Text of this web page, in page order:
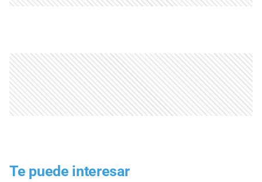
Te puede interesar